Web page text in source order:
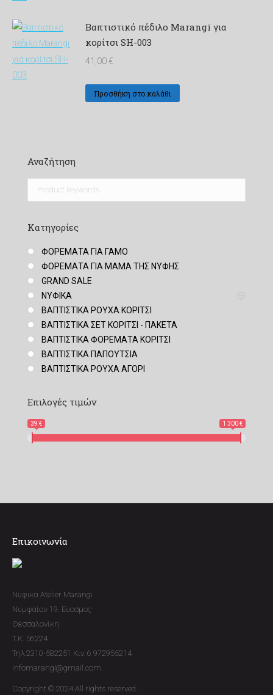
Βαπτιστικό πέδιλο Μarangi για
κορίτσι SH-003
41,00 €
Προσθήκη στο καλάθι
Αναζήτηση
Κατηγορίες
ΦΟΡΕΜΑΤΑ ΓΙΑ ΓΑΜΟ
ΦΟΡΕΜΑΤΑ ΓΙΑ ΜΑΜΑ ΤΗΣ ΝΥΦΗΣ
GRAND SALE
ΝΥΦΙΚΑ
ΒΑΠΤΙΣΤΙΚΑ ΡΟΥΧΑ ΚΟΡΙΤΣΙ
ΒΑΠΤΙΣΤΙΚΑ ΣΕΤ ΚΟΡΙΤΣΙ - ΠΑΚΕΤΑ
ΒΑΠΤΙΣΤΙΚΑ ΦΟΡΕΜΑΤΑ ΚΟΡΙΤΣΙ
ΒΑΠΤΙΣΤΙΚΑ ΠΑΠΟΥΤΣΙΑ
ΒΑΠΤΙΣΤΙΚΑ ΡΟΥΧΑ ΑΓΟΡΙ
Επιλογές τιμών
39 € 1 300 €
Επικοινωνία
Νυφικα Atelier Marangi
Νυμφαίου 19, Εύοσμος
Θεσσαλονίκη
T.K. 56224
Τηλ:2310-582251 Κιν: 6 972955214
infomarangi@gmail.com
Copyright © 2024 All rights reserved.